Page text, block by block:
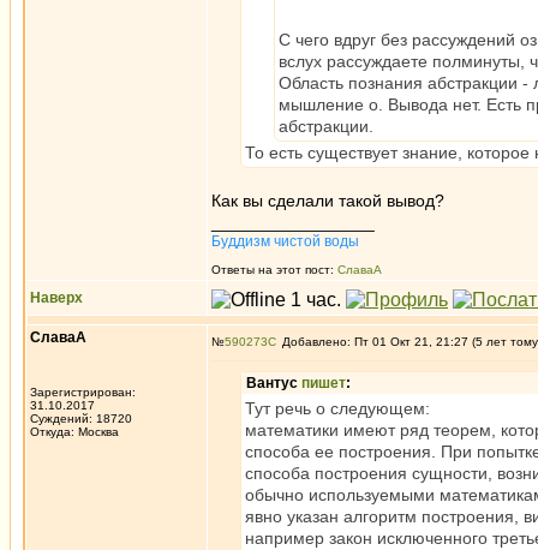
С чего вдруг без рассуждений
вслух рассуждаете полминуты,
Область познания абстракции
мышление о. Вывода нет. Есть
абстракции.
То есть существует знание,
Как вы сделали такой вывод?
Буддизм чистой воды
Ответы на этот пост: СлаваА
Наверх
СлаваА
Зарегистрирован:
31.10.2017
Суждений: 18720
Откуда: Москва
№590273 Добавлено: Пт 01 Окт 21, 21:27 (5 лет
Вантус пишет:
Тут речь о следующем:
математики имеют ряд теорем,
способа ее построения. При
способа построения сущности,
обычно используемыми
явно указан алгоритм построения,
например закон исключенного